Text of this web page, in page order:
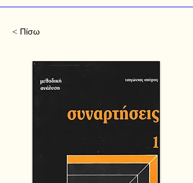
< Πίσω